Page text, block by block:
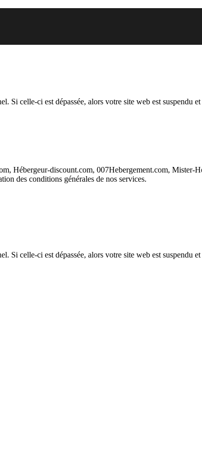
Si celle-ci est dépassée, alors votre site web est suspendu
Hébergeur-discount.com, 007Hebergement.com,
des conditions générales de nos services.
Si celle-ci est dépassée, alors votre site web est suspendu